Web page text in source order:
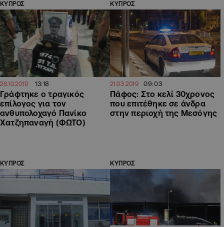
ΚΥΠΡΟΣ
26.10.2019 13:18
Γράφτηκε ο τραγικός
επίλογος για τον
ανθυπολοχαγό Πανίκο
Χατζηπαναγή (ΦΩΤΟ)
ΚΥΠΡΟΣ
21.03.2019 09:03
Πάφος: Στο κελί 30χρονος
που επιτέθηκε σε άνδρα
στην περιοχή της Μεσόγης
ΚΥΠΡΟΣ ΚΥΠΡΟΣ